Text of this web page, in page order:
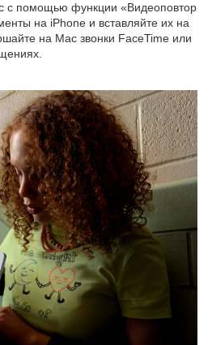
с помощью функции «Видеоповтор
на iPhone и вставляйте их на
на Mac звонки FaceTime или